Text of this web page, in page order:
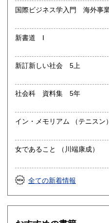
新書道 I
新訂新しい社会 5上
社会科 資料集 5年
イン・メモリアム （テニスン）
女であること （川端康成）
全ての新着情報